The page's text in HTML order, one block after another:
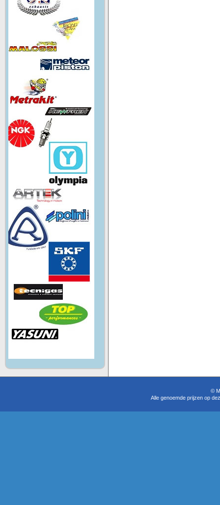
©
Alle genoemde prijzen op